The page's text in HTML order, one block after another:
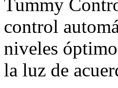
Tummy
control
niveles
la luz de